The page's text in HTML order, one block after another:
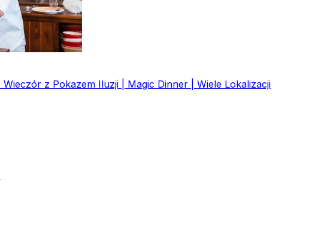
z Pokazem Iluzji | Magic Dinner | Wiele Lokalizacji